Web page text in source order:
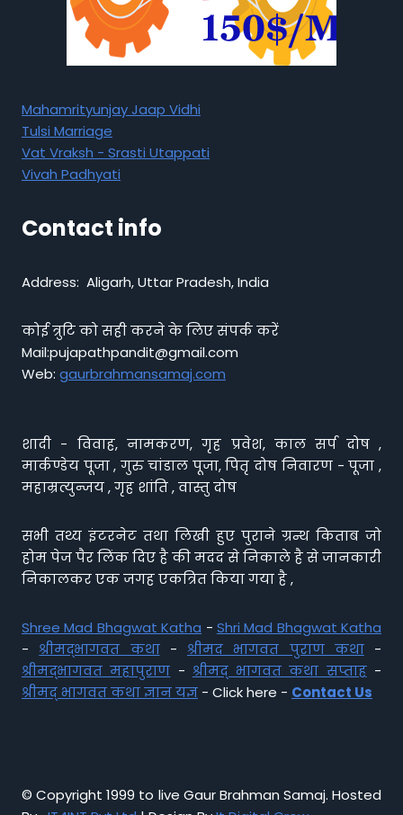
Mahamrityunjay Jaap Vidhi
Tulsi Marriage
Vat Vraksh - Srasti Utappati
Vivah Padhyati
Contact info
Address: Aligarh, Uttar Pradesh, India
कोई त्रुटि को सही करने के लिए संपर्क करें
Mail:pujapathpandit@gmail.com
Web: gaurbrahmansamaj.com
शादी - विवाह, नामकरण, गृह प्रवेश, काल सर्प दोष ,
मार्कण्डेय पूजा , गुरु चांडाल पूजा, पितृ दोष निवारण - पूजा ,
महाम्रत्युन्जय , गृह शांति , वास्तु दोष
सभी तथ्य इंटरनेट तथा लिखी हुए पुराने ग्रन्थ किताब जो
होम पेज पैर लिंक दिए है की मदद से निकाले है से जानकारी
निकालकर एक जगह एकत्रित किया गया है ,
Shree Mad Bhagwat Katha - Shri Mad Bhagwat Katha
- श्रीमद्भागवत कथा- श्रीमद भागवत पुराण कथा-
श्रीमद्भागवत महापुराण - श्रीमद् भागवत कथा सप्ताह-
श्रीमद् भागवत कथा ज्ञान यज्ञ - Click here - Contact Us
© Copyright 1999 to live Gaur Brahman Samaj. Hosted